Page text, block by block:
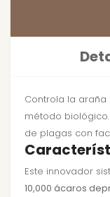
Controla la araña
método
de plagas con
Este innovador
10,000 ácaros